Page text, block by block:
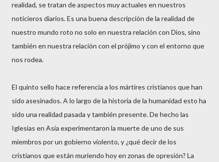
realidad, se tratan de aspectos muy actuales en nuestros
noticieros diarios. Es una buena descripción de la realidad de
nuestro mundo roto no solo en nuestra relación con Dios, sino
también en nuestra relación con el prójimo y con el entorno que
nos rodea.
El quinto sello hace referencia a los mártires cristianos que han
sido asesinados. A lo largo de la historia de la humanidad esto ha
sido una realidad pasada y también presente. De hecho las
Iglesias en Asia experimentaron la muerte de uno de sus
miembros por un gobierno violento, y ¿qué decir de los
cristianos que están muriendo hoy en zonas de opresión? La